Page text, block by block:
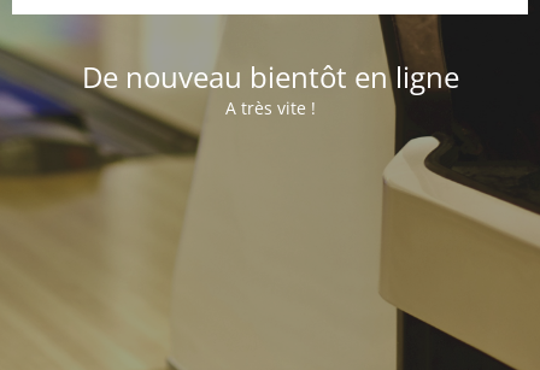
De nouveau bientôt en ligne
A très vite !